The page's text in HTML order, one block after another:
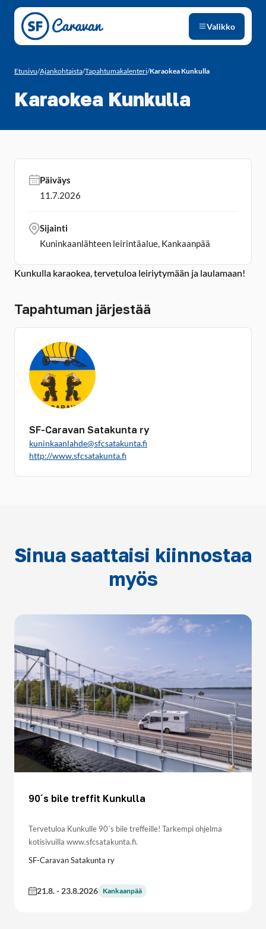
Siirry sivun sisältöön
Valikko
Etusivu/Ajankohtaista/Tapahtumakalenteri/Karaokea Kunkulla
Karaokea Kunkulla
Kunkulla karaokea, tervetuloa leiriytymään ja laulamaan!
Tapahtuman järjestää
SF-Caravan Satakunta ry
kuninkaanlahde@sfcsatakunta.fi
http://www.sfcsatakunta.fi
Päiväys
11.7.2026
Sijainti
Kuninkaanlähteen leirintäalue, Kankaanpää
Sinua saattaisi kiinnostaa
myös
90´s bile treffit Kunkulla
Tervetuloa Kunkulle 90´s bile treffeille! Tarkempi ohjelma
kotisivuilla www.sfcsatakunta.fi.
SF-Caravan Satakunta ry
21.8.- 23.8.2026 Kankaanpää